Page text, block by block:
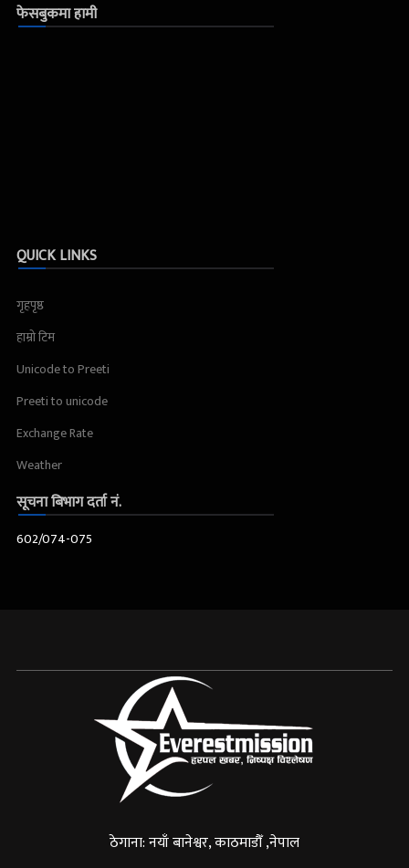
फेसबुकमा हामी
QUICK LINKS
गृहपृष्ठ
हाम्रो टिम
Unicode to Preeti
Preeti to unicode
Exchange Rate
Weather
सूचना बिभाग दर्ता नं.
602/074-075
ठेगाना: नयाँ बानेश्वर, काठमाडौँ ,नेपाल